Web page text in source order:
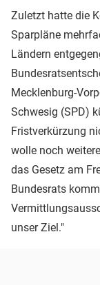
Zuletzt hatte die
Sparpläne
Ländern
Mecklenburg-
Schwesig (SPD)
Fristverkürzung
wolle noch
das Gesetz am
Bundesrats
unser Ziel."